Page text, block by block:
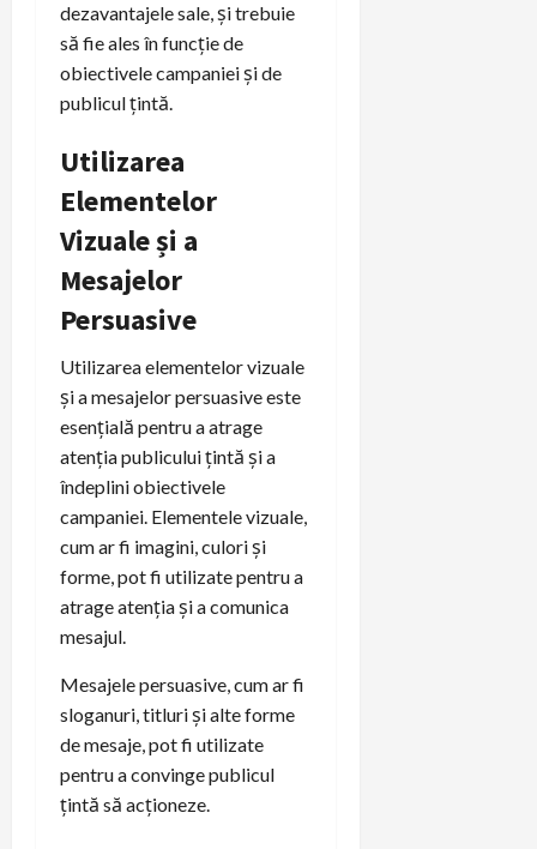
dezavantajele sale, și trebuie
să fie ales în funcție de
obiectivele campaniei și de
publicul țintă.
Utilizarea
Elementelor
Vizuale și a
Mesajelor
Persuasive
Utilizarea elementelor vizuale
și a mesajelor persuasive este
esențială pentru a atrage
atenția publicului țintă și a
îndeplini obiectivele
campaniei. Elementele vizuale,
cum ar fi imagini, culori și
forme, pot fi utilizate pentru a
atrage atenția și a comunica
mesajul.
Mesajele persuasive, cum ar fi
sloganuri, titluri și alte forme
de mesaje, pot fi utilizate
pentru a convinge publicul
țintă să acționeze.